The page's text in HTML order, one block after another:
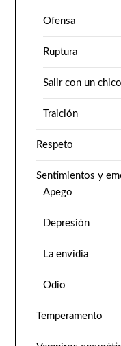
Ofensa
Ruptura
Salir con un
Traición
Respeto
Sentimientos y
Apego
Depresión
La envidia
Odio
Temperamento